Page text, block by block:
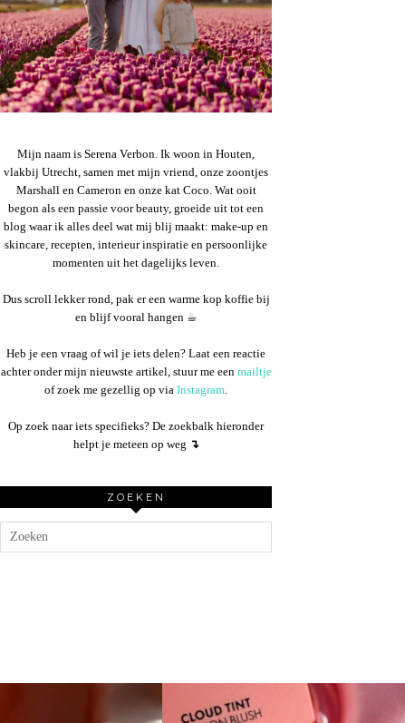
Mijn naam is Serena Verbon. Ik woon in Houten,
vlakbij Utrecht, samen met mijn vriend, onze zoontjes
Marshall en Cameron en onze kat Coco. Wat ooit
begon als een passie voor beauty, groeide uit tot een
blog waar ik alles deel wat mij blij maakt: make-up en
skincare, recepten, interieur inspiratie en persoonlijke
momenten uit het dagelijks leven.
Dus scroll lekker rond, pak er een warme kop koffie bij
en blijf vooral hangen ☕︎
Heb je een vraag of wil je iets delen? Laat een reactie
achter onder mijn nieuwste artikel, stuur me een mailtje
of zoek me gezellig op via Instagram.
Op zoek naar iets specifieks? De zoekbalk hieronder
helpt je meteen op weg ↴
ZOEKEN